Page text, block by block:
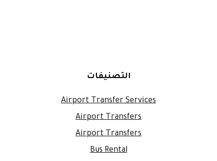
التصنيفات
Airport Transfer Services
Airport Transfers
Airport Transfers
Bus Rental